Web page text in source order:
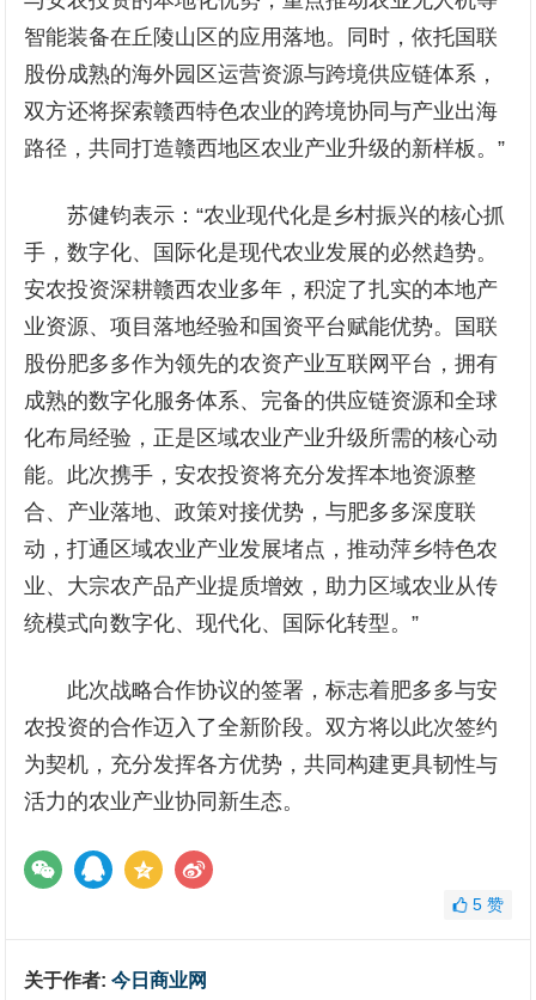
智能装备在丘陵山区的应用落地。同时，依托国联
股份成熟的海外园区运营资源与跨境供应链体系，
双方还将探索赣西特色农业的跨境协同与产业出海
路径，共同打造赣西地区农业产业升级的新样板。”
苏健钧表示：“农业现代化是乡村振兴的核心抓
手，数字化、国际化是现代农业发展的必然趋势。
安农投资深耕赣西农业多年，积淀了扎实的本地产
业资源、项目落地经验和国资平台赋能优势。国联
股份肥多多作为领先的农资产业互联网平台，拥有
成熟的数字化服务体系、完备的供应链资源和全球
化布局经验，正是区域农业产业升级所需的核心动
能。此次携手，安农投资将充分发挥本地资源整
合、产业落地、政策对接优势，与肥多多深度联
动，打通区域农业产业发展堵点，推动萍乡特色农
业、大宗农产品产业提质增效，助力区域农业从传
统模式向数字化、现代化、国际化转型。”
此次战略合作协议的签署，标志着肥多多与安
农投资的合作迈入了全新阶段。双方将以此次签约
为契机，充分发挥各方优势，共同构建更具韧性与
活力的农业产业协同新生态。
5 赞
关于作者:今日商业网